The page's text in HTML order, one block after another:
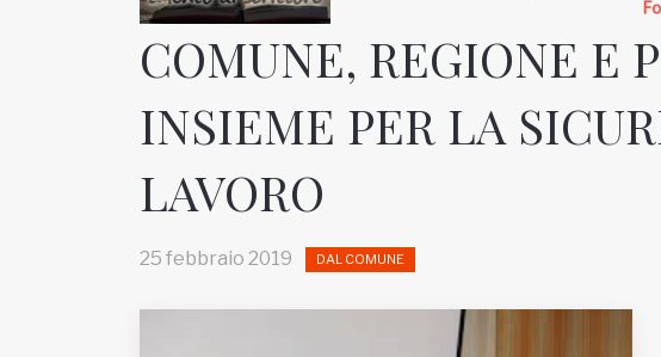
Inviateci le vostre segnalazioni
Iscriviti alla newsletter
www.viveremilano.info
COMUNE, REGIONE E
INSIEME PER LA
LAVORO
25 febbraio 2019 DAL COMUNE